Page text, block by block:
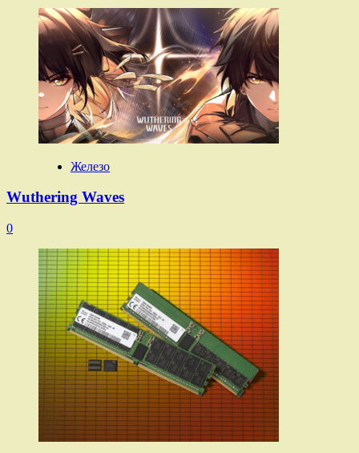
Железо
Wuthering Waves
0